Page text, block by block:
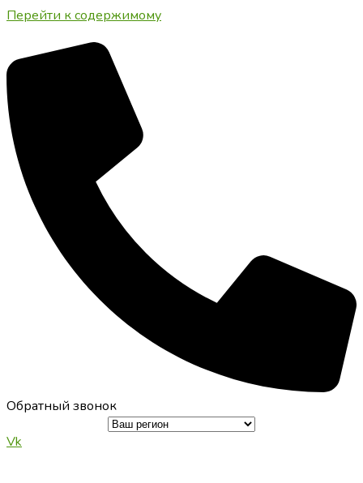
Перейти к содержимому
Обратный звонок
Vk